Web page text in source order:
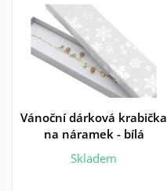
Vánoční dárková krabička
na náramek - bílá
Skladem